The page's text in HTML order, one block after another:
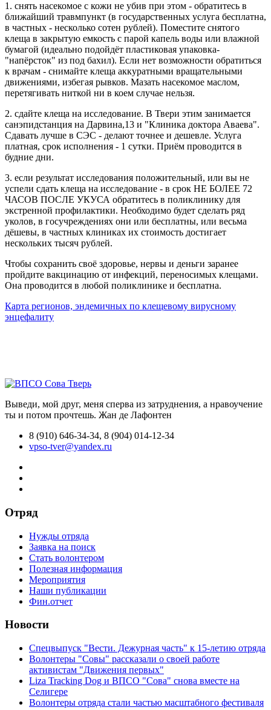
1. снять насекомое с кожи не убив при этом - обратитесь в
ближайший травмпункт (в государственных услуга бесплатна,
в частных - несколько сотен рублей). Поместите снятого
клеща в закрытую емкость с парой капель воды или влажной
бумагой (идеально подойдёт пластиковая упаковка-
"напёрсток" из под бахил). Если нет возможности обратиться
к врачам - снимайте клеща аккуратными вращательными
движениями, избегая рывков. Мазать насекомое маслом,
перетягивать ниткой ни в коем случае нельзя.
2. сдайте клеща на исследование. В Твери этим занимается
санэпидстанция на Дарвина,13 и "Клиника доктора Аваева".
Сдавать лучше в СЭС - делают точнее и дешевле. Услуга
платная, срок исполнения - 1 сутки. Приём проводится в
будние дни.
3. если результат исследования положительный, или вы не
успели сдать клеща на исследование - в срок НЕ БОЛЕЕ 72
ЧАСОВ ПОСЛЕ УКУСА обратитесь в поликлинику для
экстренной профилактики. Необходимо будет сделать ряд
уколов, в госучреждениях они или бесплатны, или весьма
дёшевы, в частных клиниках их стоимость достигает
нескольких тысяч рублей.
Чтобы сохранить своё здоровье, нервы и деньги заранее
пройдите вакцинацию от инфекций, переносимых клещами.
Она проводится в любой поликлинике и бесплатна.
Карта регионов, эндемичных по клещевому вирусному
энцефалиту
Выведи, мой друг, меня сперва из затруднения, а нравоучение
ты и потом прочтешь. Жан де Лафонтен
8 (910) 646-34-34, 8 (904) 014-12-34
vpso-tver@yandex.ru
Отряд
Нужды отряда
Заявка на поиск
Стать волонтером
Полезная информация
Мероприятия
Наши публикации
Фин.отчет
Новости
Спецвыпуск "Вести. Дежурная часть" к 15-летию отряда
Волонтеры "Совы" рассказали о своей работе
активистам "Движения первых"
Liza Tracking Dog и ВПСО "Сова" снова вместе на
Селигере
Волонтеры отряда стали частью масштабного фестиваля